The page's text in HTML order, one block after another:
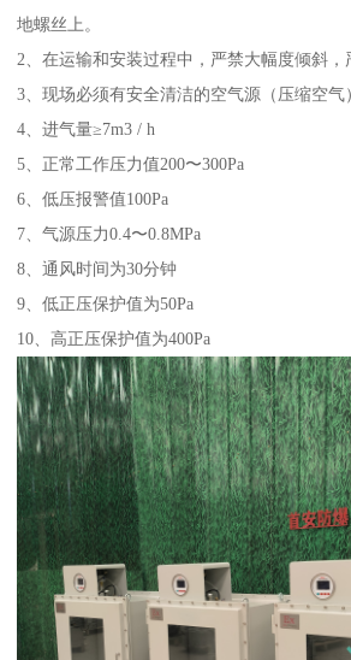
地螺丝上。
2、在运输和安装过程中，严禁大幅度倾斜，
3、现场必须有安全清洁的空气源（压缩空气
4、进气量≥7m3 / h
5、正常工作压力值200〜300Pa
6、低压报警值100Pa
7、气源压力0.4〜0.8MPa
8、通风时间为30分钟
9、低正压保护值为50Pa
10、高正压保护值为400Pa